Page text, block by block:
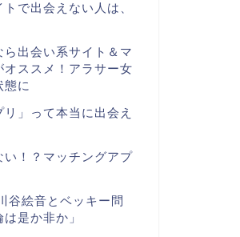
で出会えない人は、
出会い系サイト＆マ
オススメ！アラサー女
態に
リ」って本当に出会え
い！？マッチングアプ
谷絵音とベッキー問
是か非か」